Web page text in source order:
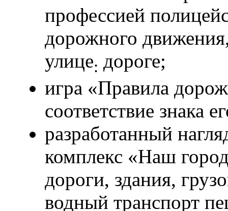
профессией
дорожного
улице: дороге;
игра «Правила
соответствие знака
разработанный
комплекс «Наш
дороги, здания,
водный транспорт